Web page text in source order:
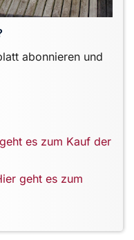
abonnieren und
es zum Kauf der
geht es zum